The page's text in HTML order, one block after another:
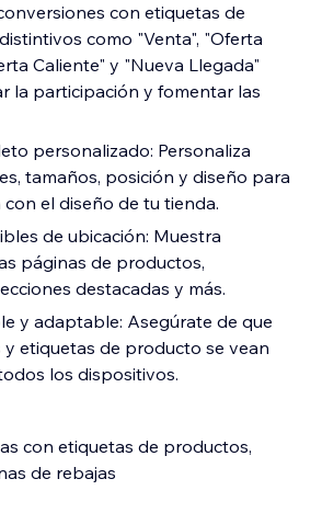
con etiquetas de
como "Venta", "Oferta
Caliente" y "Nueva Llegada"
la participación y fomentar las
personalizado: Personaliza
tamaños, posición y diseño para
el diseño de tu tienda.
de ubicación: Muestra
páginas de productos,
destacadas y más.
y adaptable: Asegúrate de que
etiquetas de producto se vean
los dispositivos.
con etiquetas de productos,
de rebajas